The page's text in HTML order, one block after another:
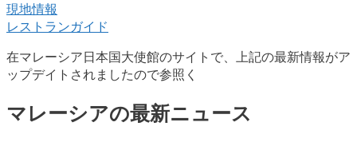
現地情報
レストランガイド
在マレーシア日本国大使館のサイトで、上記の最新情報がア
ップデイトされましたので参照く
マレーシアの最新ニュース